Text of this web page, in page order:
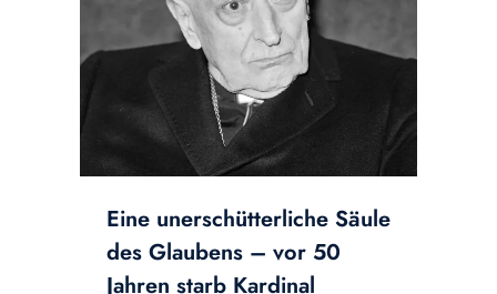
Eine unerschütterliche Säule
des Glaubens – vor 50
Jahren starb Kardinal